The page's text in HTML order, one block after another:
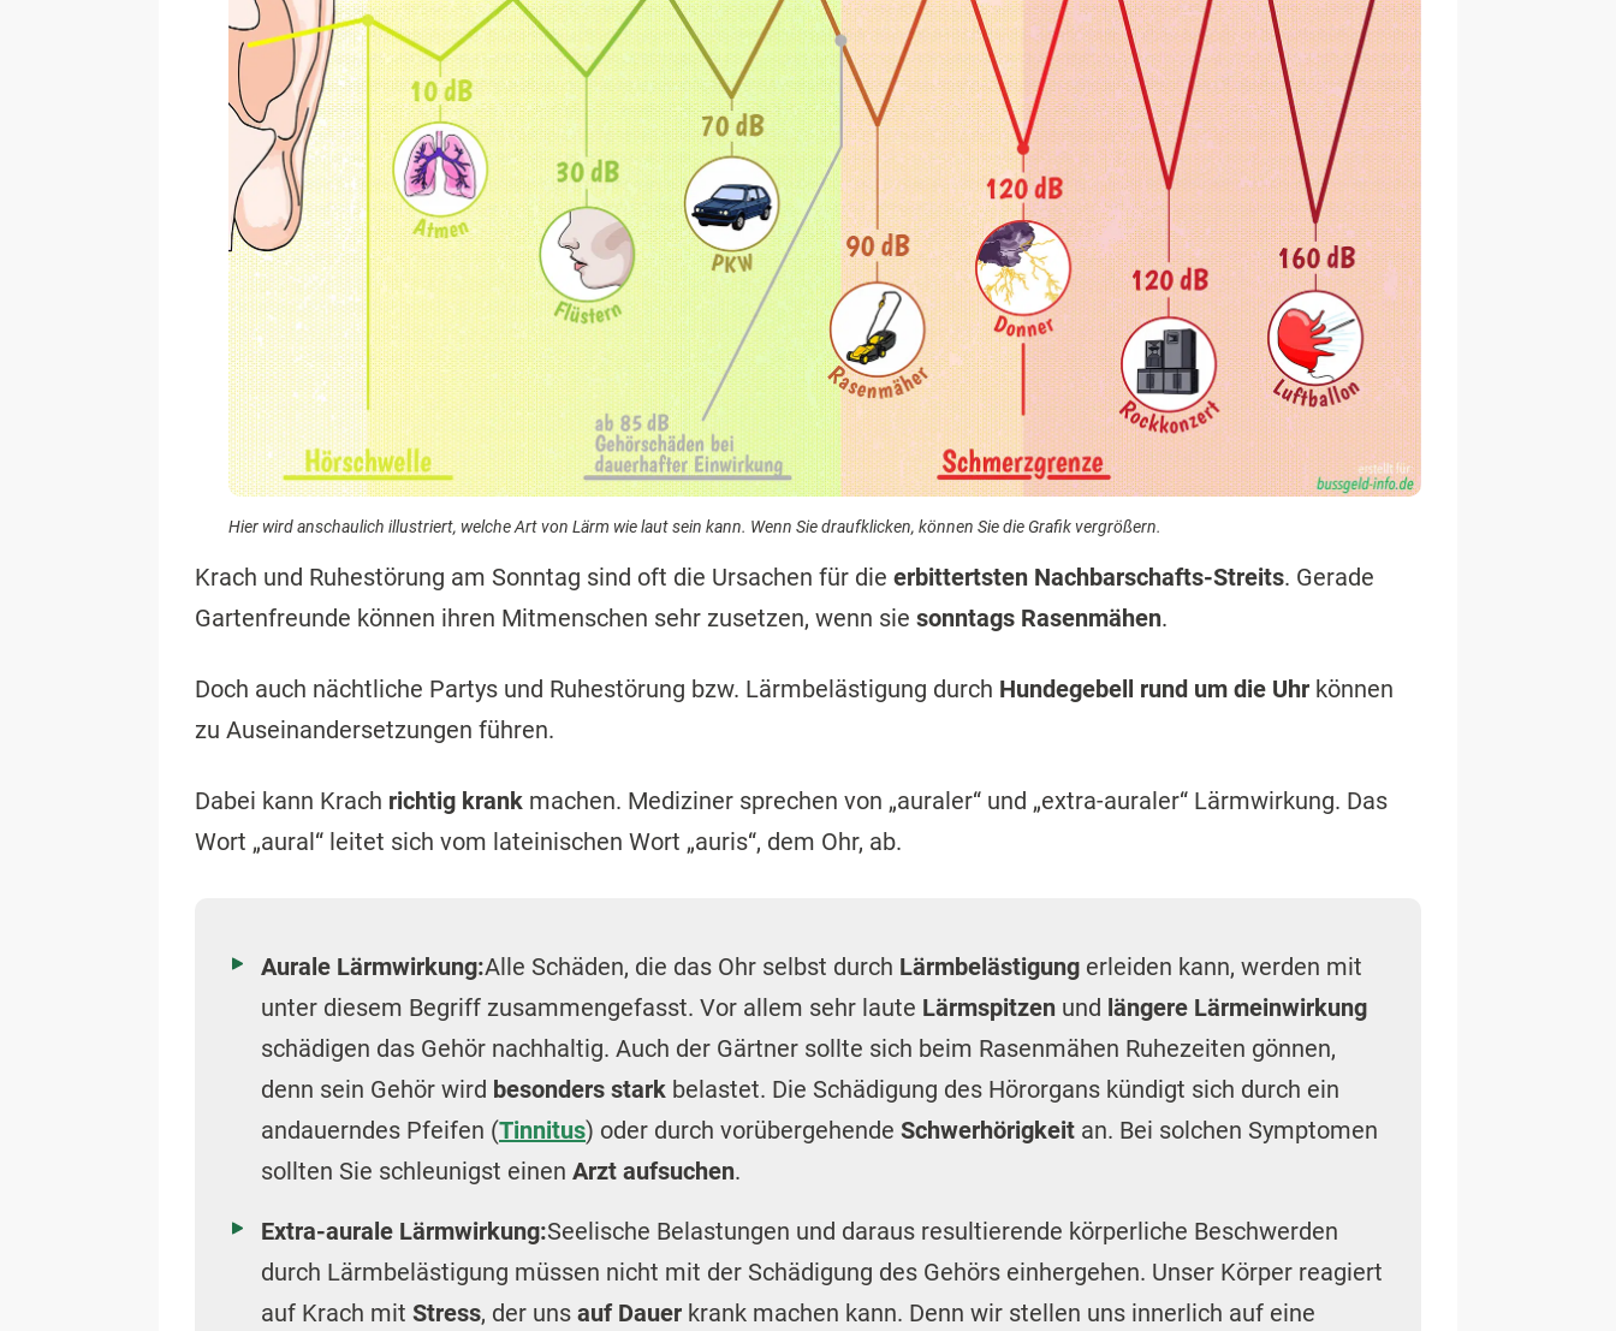
Hier wird anschaulich illustriert, welche Art von Lärm wie laut sein kann. Wenn Sie draufklicken, können Sie die Grafik vergrößern.
Krach und Ruhestörung am Sonntag sind oft die Ursachen für die erbittertsten Nachbarschafts-Streits. Gerade
Gartenfreunde können ihren Mitmenschen sehr zusetzen, wenn sie sonntags Rasenmähen.
Doch auch nächtliche Partys und Ruhestörung bzw. Lärmbelästigung durch Hundegebell rund um die Uhr können
zu Auseinandersetzungen führen.
Dabei kann Krach richtig krank machen. Mediziner sprechen von „auraler“ und „extra-auraler“ Lärmwirkung. Das
Wort „aural“ leitet sich vom lateinischen Wort „auris“, dem Ohr, ab.
Aurale Lärmwirkung:Alle Schäden, die das Ohr selbst durch Lärmbelästigung erleiden kann, werden mit
unter diesem Begriff zusammengefasst. Vor allem sehr laute Lärmspitzen und längere Lärmeinwirkung
schädigen das Gehör nachhaltig. Auch der Gärtner sollte sich beim Rasenmähen Ruhezeiten gönnen,
denn sein Gehör wird besonders stark belastet. Die Schädigung des Hörorgans kündigt sich durch ein
andauerndes Pfeifen (Tinnitus) oder durch vorübergehende Schwerhörigkeit an. Bei solchen Symptomen
sollten Sie schleunigst einen Arzt aufsuchen.
Extra-aurale Lärmwirkung:Seelische Belastungen und daraus resultierende körperliche Beschwerden
durch Lärmbelästigung müssen nicht mit der Schädigung des Gehörs einhergehen. Unser Körper reagiert
auf Krach mit Stress, der uns auf Dauer krank machen kann. Denn wir stellen uns innerlich auf eine